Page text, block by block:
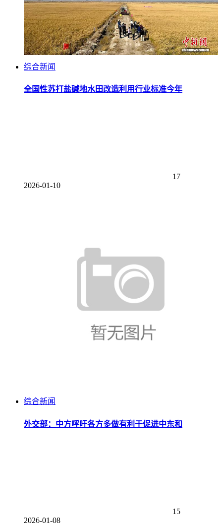
综合新闻
全国性苏打盐碱地水田改造利用行业标准今年
17
2026-01-10
综合新闻
外交部：中方呼吁各方多做有利于促进中东和
15
2026-01-08